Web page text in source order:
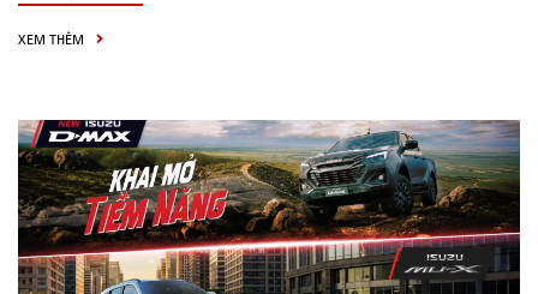
XEM THÊM